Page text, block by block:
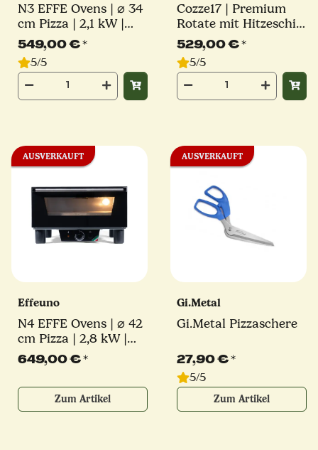
N3 EFFE Ovens | ⌀ 34
cm Pizza | 2,1 kW |
inkl. original Effeuno-
Stein | Elektro
Pizzaofen
549,00 €*
5/5
Cozze17 | Premium
Rotate mit Hitzeschild
| Elektro Pizzaofen |
2200W | Millarco
529,00 €*
5/5
AUSVERKAUFT
Effeuno
N4 EFFE Ovens | ⌀ 42
cm Pizza | 2,8 kW |
inkl. original Effeuno-
Stein | Elektro
Pizzaofen
649,00 €*
Zum Artikel
AUSVERKAUFT
Gi.Metal
Gi.Metal Pizzaschere
27,90 €*
5/5
Zum Artikel